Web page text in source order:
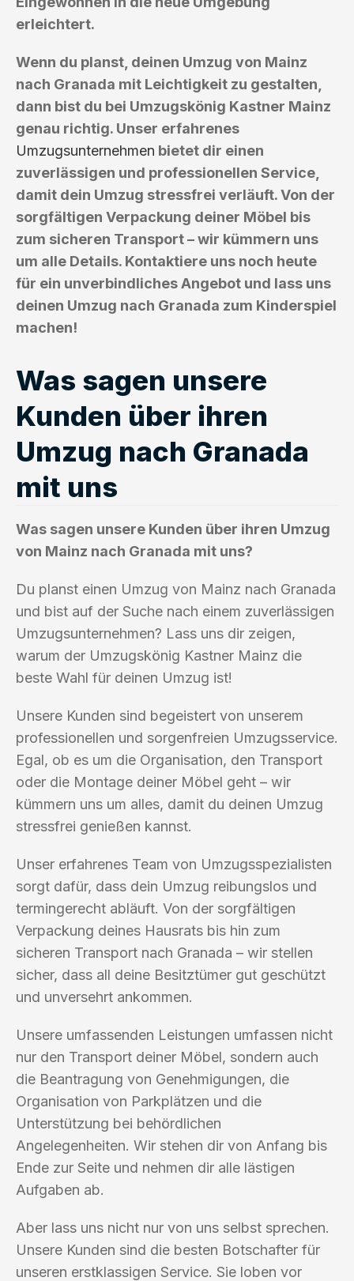
erleichtert.
Wenn du planst, deinen Umzug von Mainz
nach Granada mit Leichtigkeit zu gestalten,
dann bist du bei Umzugskönig Kastner Mainz
genau richtig. Unser erfahrenes
Umzugsunternehmen bietet dir einen
zuverlässigen und professionellen Service,
damit dein Umzug stressfrei verläuft. Von der
sorgfältigen Verpackung deiner Möbel bis
zum sicheren Transport – wir kümmern uns
um alle Details. Kontaktiere uns noch heute
für ein unverbindliches Angebot und lass uns
deinen Umzug nach Granada zum Kinderspiel
machen!
Was sagen unsere
Kunden über ihren
Umzug nach Granada
mit uns
Was sagen unsere Kunden über ihren Umzug
von Mainz nach Granada mit uns?
Du planst einen Umzug von Mainz nach Granada
und bist auf der Suche nach einem zuverlässigen
Umzugsunternehmen? Lass uns dir zeigen,
warum der Umzugskönig Kastner Mainz die
beste Wahl für deinen Umzug ist!
Unsere Kunden sind begeistert von unserem
professionellen und sorgenfreien Umzugsservice.
Egal, ob es um die Organisation, den Transport
oder die Montage deiner Möbel geht – wir
kümmern uns um alles, damit du deinen Umzug
stressfrei genießen kannst.
Unser erfahrenes Team von Umzugsspezialisten
sorgt dafür, dass dein Umzug reibungslos und
termingerecht abläuft. Von der sorgfältigen
Verpackung deines Hausrats bis hin zum
sicheren Transport nach Granada – wir stellen
sicher, dass all deine Besitztümer gut geschützt
und unversehrt ankommen.
Unsere umfassenden Leistungen umfassen nicht
nur den Transport deiner Möbel, sondern auch
die Beantragung von Genehmigungen, die
Organisation von Parkplätzen und die
Unterstützung bei behördlichen
Angelegenheiten. Wir stehen dir von Anfang bis
Ende zur Seite und nehmen dir alle lästigen
Aufgaben ab.
Aber lass uns nicht nur von uns selbst sprechen.
Unsere Kunden sind die besten Botschafter für
unseren erstklassigen Service. Sie loben vor